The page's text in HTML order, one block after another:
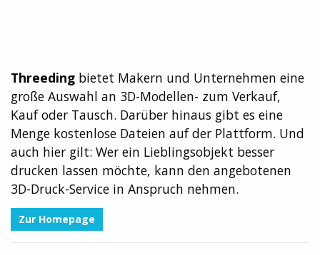
Threeding bietet Makern und Unternehmen eine
große Auswahl an 3D-Modellen- zum Verkauf,
Kauf oder Tausch. Darüber hinaus gibt es eine
Menge kostenlose Dateien auf der Plattform. Und
auch hier gilt: Wer ein Lieblingsobjekt besser
drucken lassen möchte, kann den angebotenen
3D-Druck-Service in Anspruch nehmen.
Zur Homepage